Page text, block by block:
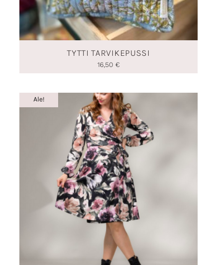
TYTTI TARVIKEPUSSI
16,50 €
Ale!
Alkuperäinen
hinta
oli:
130,90 €.
on:
52,36 €.